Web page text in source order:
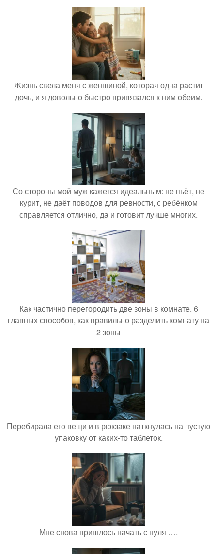
Жизнь свела меня с женщиной, которая одна растит
дочь, и я довольно быстро привязался к ним обеим.
Со стороны мой муж кажется идеальным: не пьёт, не
курит, не даёт поводов для ревности, с ребёнком
справляется отлично, да и готовит лучше многих.
Как частично перегородить две зоны в комнате. 6
главных способов, как правильно разделить комнату на
2 зоны
Перебирала его вещи и в рюкзаке наткнулась на пустую
упаковку от каких-то таблеток.
Мне снова пришлось начать с нуля ….